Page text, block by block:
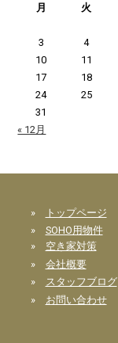
月
火
3
4
10
11
17
18
24
25
31
« 12月
»
トップページ
» SOHO用物件
» 空き家対策
» 会社概要
» スタッフブログ
» お問い合わせ